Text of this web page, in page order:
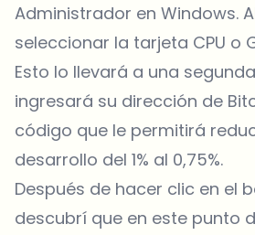
Administrador en Windows.
seleccionar la tarjeta CPU o
Esto lo llevará a una
ingresará su dirección de
código que le permitirá
desarrollo del 1% al 0,75%.
Después de hacer clic en el
descubrí que en este punto